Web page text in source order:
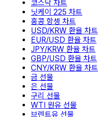
코스닥 차트
닛케이 225 차트
홍콩 항셍 차트
USD/KRW 환율 차트
EUR/USD 환율 차트
JPY/KRW 환율 차트
GBP/USD 환율 차트
CNY/KRW 환율 차트
금 선물
은 선물
구리 선물
WTI 원유 선물
브렌트유 선물